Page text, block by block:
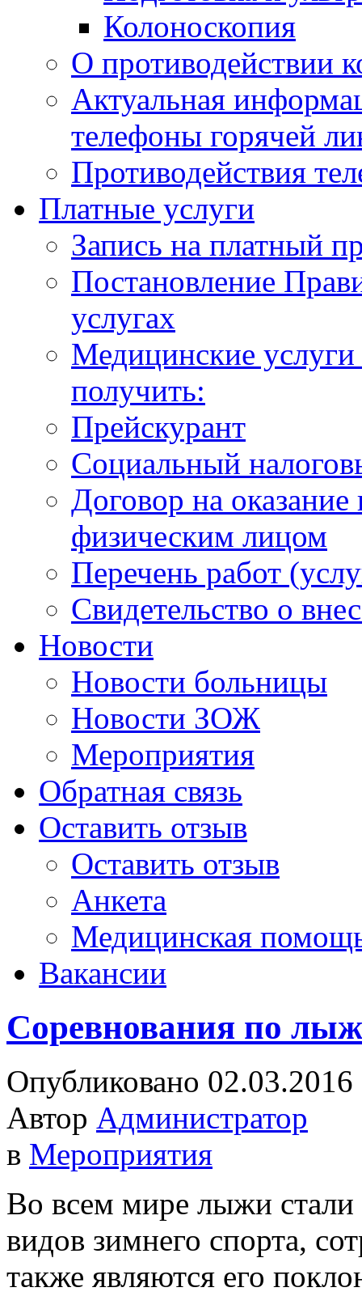
Колоноскопия
О противодействии
Актуальная
телефоны горячей
Противодействия
Платные услуги
Запись на платный
Постановление
услугах
Медицинские
получить:
Прейскурант
Социальный
Договор на
физическим лицом
Перечень работ
Свидетельство о
Новости
Новости больницы
Новости ЗОЖ
Мероприятия
Обратная связь
Оставить отзыв
Оставить отзыв
Анкета
Медицинская
Вакансии
Соревнования по
Опубликовано 02.03.2016
Автор Администратор
в Мероприятия
Во всем мире лыжи
видов зимнего спорта,
также являются его